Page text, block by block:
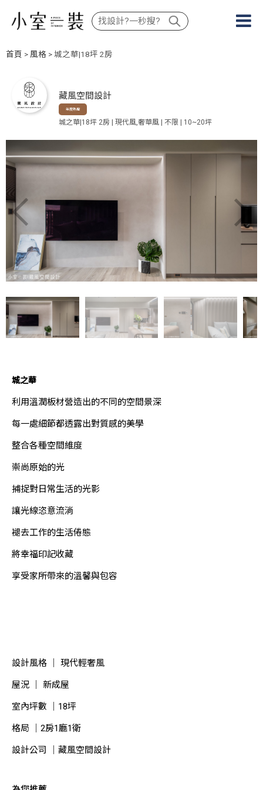
首頁 > 風格 > 城之華|18坪 2房
藏風空間設計
年度熱搜
城之華|18坪 2房 | 現代風,奢華風 | 不限 | 10~20坪
城之華
利用溫潤板材營造出的不同的空間景深
每一處細節都透露出對質感的美學
整合各種空間維度
崇尚原始的光
捕捉對日常生活的光影
讓光線恣意流淌
褪去工作的生活倦態
將幸福印記收藏
享受家所帶來的溫馨與包容
設計風格 ｜ 現代輕奢風
屋況 ｜ 新成屋
室內坪數 ｜18坪
格局 ｜2房1廳1衛
設計公司 ｜藏風空間設計